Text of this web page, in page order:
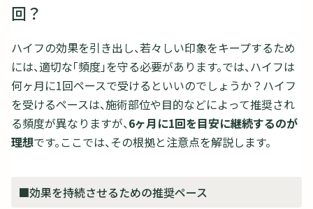
回？
ハイフの効果を引き出し、若々しい印象をキープするため
には、適切な「頻度」を守る必要があります。では、ハイフは
何ヶ月に1回ペースで受けるといいのでしょうか？ハイフ
を受けるペースは、施術部位や目的などによって推奨され
る頻度が異なりますが、6ヶ月に1回を目安に継続するのが
理想です。ここでは、その根拠と注意点を解説します。
■効果を持続させるための推奨ペース